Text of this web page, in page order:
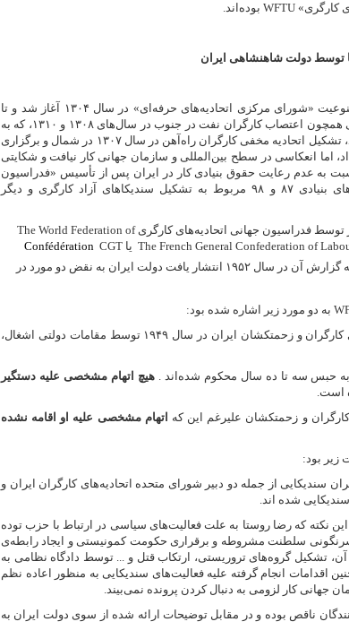
کارگری» WFTU بوده‌اند.
توسط دولت شاهنشاهی ایران
هرچند سرکوب جنبش سندیکایی و اتحادیه‌ای با ممنوعیت «شورای مرکزی اتحادیه‌‌های حرفه‌ای» در سال ۱۳۰۴ آغاز شد و تا
سال ۱۳۱۰ ادامه یافت و این جنبش اعتصابات بزرگی همچون اعتصاب کارگران نفت در جنوب در سال‌های ۱۳۰۸ و ۱۳۱۰، که به
محدود کردن ساعت کار روزانه به ۹ ساعت منجر شد، تشکیل اتحادیه مخفی کارگران راه‌آهن در سال ۱۳۰۷ در شمال و برگزاری
آهن در سال ۱۳۱۱ را سامان داد، اما انعکاسی در سطح بین‌المللی و سازمان جهانی کار نیافت و شکایتی
به عدم رعایت حقوق بنیادی کار در ایران پس از تأسیس «فدراسیون
جهانی اتحادیه‌های کارگری» و تصویب کنوانسیون‌های بنیادی ۸۷ و ۹۸ مربوط به تشکیل سندیکاهای آزاد کارگری و دیگر
توسط فدراسیون جهانی اتحادیه‌های کارگریThe World Federation of
The French General Confederation of یا CGT
Confédération
صورت گرفت. در این شکایت که گزارش آن در سال ۱۹۵۲ انتشار یافت دولت ایران به نقض دو مورد در
به دو مورد زیر اشاره شده بود:
الف: دفاتر اصلی شورای متحده مرکزی اتحادیه های کارگران و زحمتکشان ایران در سال ۱۹۴۹ توسط مقامات دولتی اشغال،
به حبس سه تا ده سال محکوم شده‌اند .هیچ اتهام مشخصی علیه دستگیر
است.
و زحمتکشان علیرغم این که اتهام مشخصی علیه او اقامه نشده
زیر بود:‌
دستگیری خودسرانه ۲۱ نفر از رهبران سندیکایی از جمله دو دبیر شورای متحده اتحادیه‌های کارگران ایران و
شده اند.
نکته که رضا روستا به علت فعالیت‌های سیاسی در ارتباط با حزب توده
سلطنت مشروطه و برقراری حکومت کمونیستی و ایجاد رابطه‌ی
تشکیل گروه‌های تروریستی، ارتکاب قتل و ... توسط دادگاه نظامی به
انجام گرفته علیه فعالیت‌های سندیکایی به منظور اعاده نظم
جهانی کار لزومی به دنبال کردن پرونده نمی‌بیند.
ناقص بوده و در مقابل توضیحات ارائه شده از سوی دولت ایران به